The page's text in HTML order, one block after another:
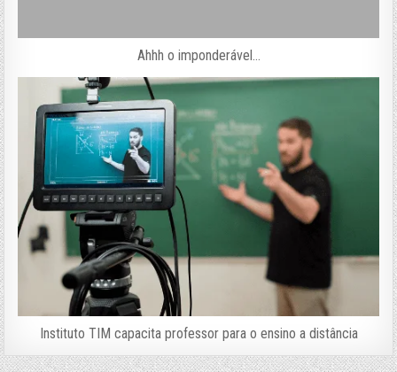
Ahhh o imponderável…
Instituto TIM capacita professor para o ensino a distância